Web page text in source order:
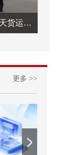
三方执法力量集结 呼伦贝尔启动90天货运车辆违法专项整治
更多 >>